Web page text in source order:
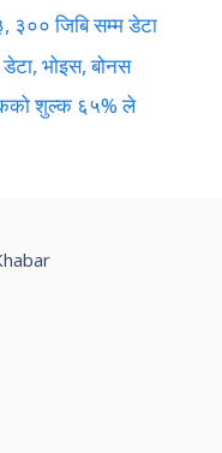
३०० जिबि सम्म डेटा
भोइस, बोनस
शुल्क ६५% ले